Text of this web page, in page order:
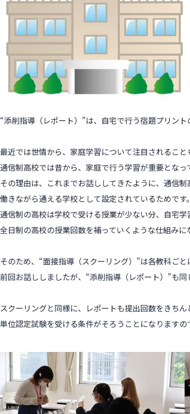
“添削指導（レポート）”は、 自宅で行う宿題プリント
最近では世情から、家庭学習について注目されること
通信制高校では昔から、家庭で行う学習が重要となっ
その理由は、これまでお話ししてきたように、通信制
働きながら通える学校として設定されているためです。
通信制の高校は学校で受ける授業が少ない分、自宅学
全日制の高校の授業回数を補っていくような仕組みに
そのため、“面接指導（スクーリング）”は各教科ご
前回お話ししましたが、“添削指導（レポート）”も
スクーリングと同様に、レポートも提出回数をきち
単位認定試験を受ける条件がそろうことになりますの